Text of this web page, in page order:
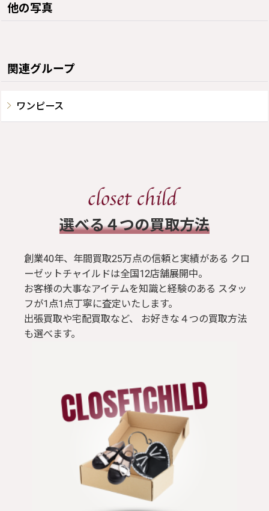
他の写真
関連グループ
ワンピース
​選べる４つの買取方法
創業40年、年間買取25万点の信頼と実績がある クロ
ーゼットチャイルドは全国12店舗展開中。
お客様の大事なアイテムを知識と経験のある スタッ
フが1点1点丁寧に査定いたします。
出張買取や宅配買取など、 お好きな４つの買取方法
も選べます。